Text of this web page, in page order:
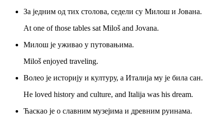
За једним од тих столова, седели су Милош и Јована.
At one of those tables sat Miloš and Jovana.
Милош је уживао у путовањима.
Miloš enjoyed traveling.
Волео је историју и културу, а Италија му је била сан.
He loved history and culture, and Italija was his dream.
Ћаскао је о славним музејима и древним руинама.